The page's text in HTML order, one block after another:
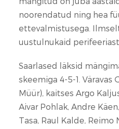
noorendatud ning hea
ettevalmistusega.
uustulnukaid perifeeriast.
Saarlased läksid
skeemiga 4-5-1. Väravas
Müür), kaitses Argo
Aivar Pohlak, Andre
Tasa, Raul Kalde, Reimo